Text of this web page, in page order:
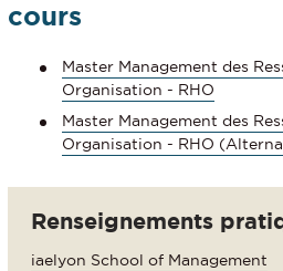
cours
Master Management des
Organisation - RHO
Master Management des
Organisation - RHO
Renseignements
iaelyon School of Management